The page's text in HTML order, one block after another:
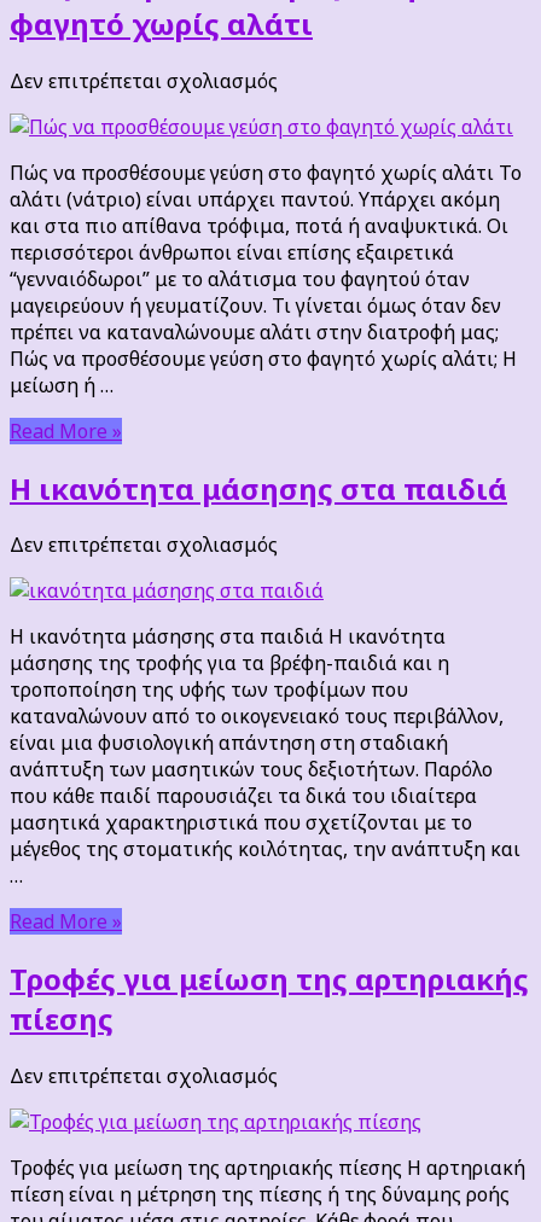
φαγητό χωρίς αλάτι
Δεν επιτρέπεται σχολιασμός
να
προσθέσουμε
γεύση
στο
φαγητό
χωρίς
αλάτι
Πώς να προσθέσουμε γεύση στο φαγητό χωρίς αλάτι Το
αλάτι (νάτριο) είναι υπάρχει παντού. Υπάρχει ακόμη
και στα πιο απίθανα τρόφιμα, ποτά ή αναψυκτικά. Οι
περισσότεροι άνθρωποι είναι επίσης εξαιρετικά
“γενναιόδωροι” με το αλάτισμα του φαγητού όταν
μαγειρεύουν ή γευματίζουν. Τι γίνεται όμως όταν δεν
πρέπει να καταναλώνουμε αλάτι στην διατροφή μας;
Πώς να προσθέσουμε γεύση στο φαγητό χωρίς αλάτι; Η
μείωση ή …
Read More »
Η ικανότητα μάσησης στα παιδιά
Δεν επιτρέπεται σχολιασμός
ικανότητα
μάσησης
στα
παιδιά
Η ικανότητα μάσησης στα παιδιά Η ικανότητα
μάσησης της τροφής για τα βρέφη-παιδιά και η
τροποποίηση της υφής των τροφίμων που
καταναλώνουν από το οικογενειακό τους περιβάλλον,
είναι μια φυσιολογική απάντηση στη σταδιακή
ανάπτυξη των μασητικών τους δεξιοτήτων. Παρόλο
που κάθε παιδί παρουσιάζει τα δικά του ιδιαίτερα
μασητικά χαρακτηριστικά που σχετίζονται με το
μέγεθος της στοματικής κοιλότητας, την ανάπτυξη και
…
Read More »
Τροφές για μείωση της αρτηριακής
πίεσης
Δεν επιτρέπεται σχολιασμός
για
μείωση
της
αρτηριακής
Τροφές για μείωση της αρτηριακής πίεσης Η αρτηριακή
πίεση είναι η μέτρηση της πίεσης ή της δύναμης ροής